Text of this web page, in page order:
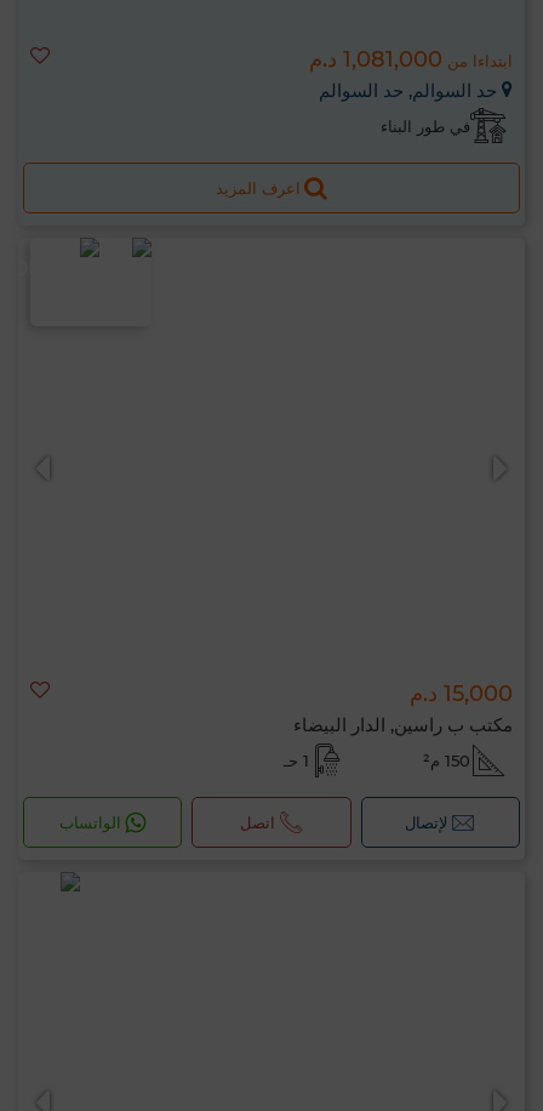
ابتداءا من 1,081,000 د.م
حد السوالم, حد السوالم
في طور البناء
اعرف المزيد
15,000 د.م
مكتب ب راسين, الدار البيضاء
150 م² 1 حـ
لإتصال اتصل الواتساب